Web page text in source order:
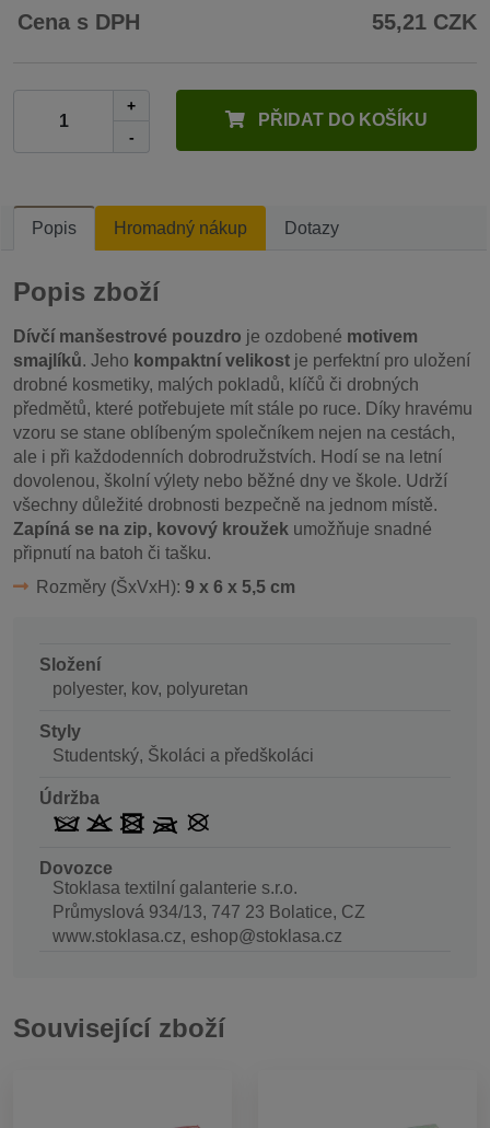
Cena s DPH 55,21 CZK
+
-
PŘIDAT DO KOŠÍKU
Popis Hromadný nákup Dotazy
Popis zboží
Dívčí manšestrové pouzdro je ozdobené motivem
smajlíků. Jeho kompaktní velikost je perfektní pro uložení
drobné kosmetiky, malých pokladů, klíčů či drobných
předmětů, které potřebujete mít stále po ruce. Díky hravému
vzoru se stane oblíbeným společníkem nejen na cestách,
ale i při každodenních dobrodružstvích. Hodí se na letní
dovolenou, školní výlety nebo běžné dny ve škole. Udrží
všechny důležité drobnosti bezpečně na jednom místě.
Zapíná se na zip, kovový kroužek umožňuje snadné
připnutí na batoh či tašku.
Rozměry (ŠxVxH): 9 x 6 x 5,5 cm
Složení
polyester, kov, polyuretan
Styly
Studentský, Školáci a předškoláci
Údržba
Dovozce
Stoklasa textilní galanterie s.r.o.
Průmyslová 934/13, 747 23 Bolatice, CZ
www.stoklasa.cz, eshop@stoklasa.cz
Související zboží